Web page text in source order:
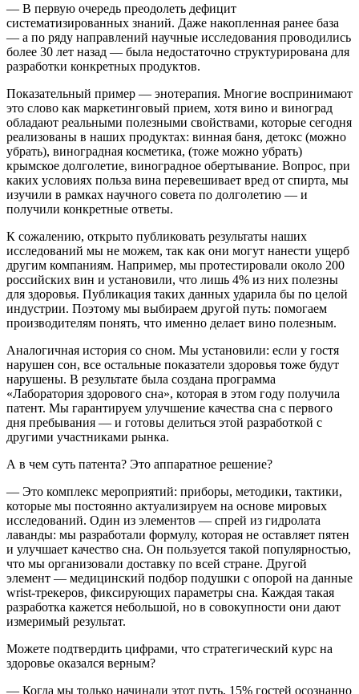
— В первую очередь преодолеть дефицит
систематизированных знаний. Даже накопленная ранее база
— а по ряду направлений научные исследования проводились
более 30 лет назад — была недостаточно структурирована для
разработки конкретных продуктов.
Показательный пример — энотерапия. Многие воспринимают
это слово как маркетинговый прием, хотя вино и виноград
обладают реальными полезными свойствами, которые сегодня
реализованы в наших продуктах: винная баня, детокс (можно
убрать), виноградная косметика, (тоже можно убрать)
крымское долголетие, виноградное обертывание. Вопрос, при
каких условиях польза вина перевешивает вред от спирта, мы
изучили в рамках научного совета по долголетию — и
получили конкретные ответы.
К сожалению, открыто публиковать результаты наших
исследований мы не можем, так как они могут нанести ущерб
другим компаниям. Например, мы протестировали около 200
российских вин и установили, что лишь 4% из них полезны
для здоровья. Публикация таких данных ударила бы по целой
индустрии. Поэтому мы выбираем другой путь: помогаем
производителям понять, что именно делает вино полезным.
Аналогичная история со сном. Мы установили: если у гостя
нарушен сон, все остальные показатели здоровья тоже будут
нарушены. В результате была создана программа
«Лаборатория здорового сна», которая в этом году получила
патент. Мы гарантируем улучшение качества сна с первого
дня пребывания — и готовы делиться этой разработкой с
другими участниками рынка.
А в чем суть патента? Это аппаратное решение?
— Это комплекс мероприятий: приборы, методики, тактики,
которые мы постоянно актуализируем на основе мировых
исследований. Один из элементов — спрей из гидролата
лаванды: мы разработали формулу, которая не оставляет пятен
и улучшает качество сна. Он пользуется такой популярностью,
что мы организовали доставку по всей стране. Другой
элемент — медицинский подбор подушки с опорой на данные
wrist-трекеров, фиксирующих параметры сна. Каждая такая
разработка кажется небольшой, но в совокупности они дают
измеримый результат.
Можете подтвердить цифрами, что стратегический курс на
здоровье оказался верным?
— Когда мы только начинали этот путь, 15% гостей осознанно